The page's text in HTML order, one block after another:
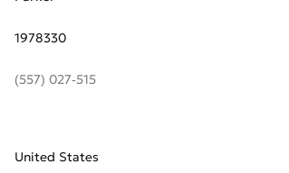
1978330
(557) 027-515
United States